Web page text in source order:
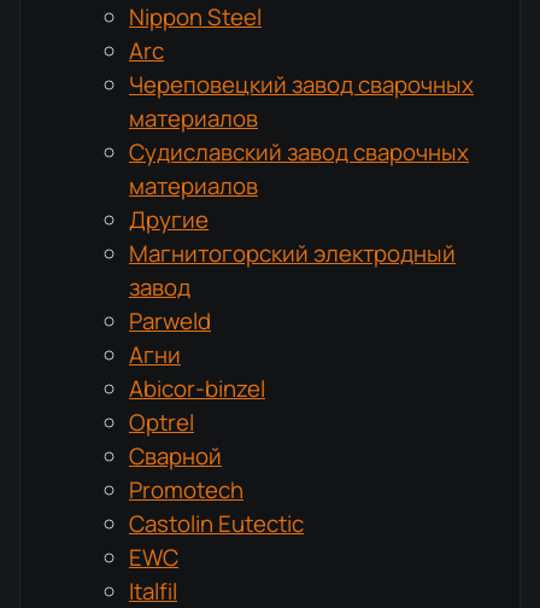
Nippon Steel
Arc
Череповецкий завод сварочных
материалов
Судиславский завод сварочных
материалов
Другие
Магнитогорский электродный
завод
Parweld
Агни
Abicor-binzel
Optrel
Сварной
Promotech
Castolin Eutectic
EWC
Italfil